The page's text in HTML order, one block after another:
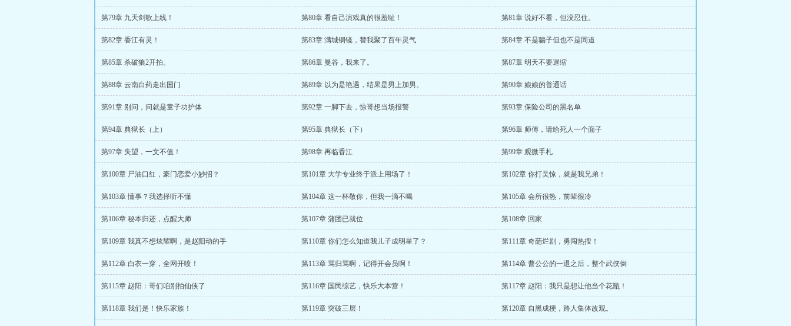
第79章 九天剑歌上线！ 第80章 看自己演戏真的很羞耻！ 第81章 说好不看，但没忍住。
第82章 香江有灵！ 第83章 满城铜镜，替我聚了百年灵气 第84章 不是骗子但也不是同道
第85章 杀破狼2开拍。 第86章 曼谷，我来了。 第87章 明天不要退缩
第88章 云南白药走出国门 第89章 以为是艳遇，结果是男上加男。 第90章 娘娘的普通话
第91章 别问，问就是童子功护体 第92章 一脚下去，惊哥想当场报警 第93章 保险公司的黑名单
第94章 典狱长（上） 第95章 典狱长（下） 第96章 师傅，请给死人一个面子
第97章 失望，一文不值！ 第98章 再临香江 第99章 观微手札
第100章 尸油口红，豪门恋爱小妙招？ 第101章 大学专业终于派上用场了！ 第102章 你打吴惊，就是我兄弟！
第103章 懂事？我选择听不懂 第104章 这一杯敬你，但我一滴不喝 第105章 会所很热，前辈很冷
第106章 秘本归还，点醒大师 第107章 蒲团已就位 第108章 回家
第109章 我真不想炫耀啊，是赵阳动的手 第110章 你们怎么知道我儿子成明星了？ 第111章 奇葩烂剧，勇闯热搜！
第112章 白衣一穿，全网开喷！ 第113章 骂归骂啊，记得开会员啊！ 第114章 曹公公的一退之后，整个武侠倒
第115章 赵阳：哥们咱别拍仙侠了 第116章 国民综艺，快乐大本营！ 第117章 赵阳：我只是想让他当个花瓶！
第118章 我们是！快乐家族！ 第119章 突破三层！ 第120章 自黑成梗，路人集体改观。